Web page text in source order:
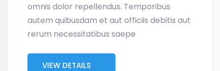
omnis dolor repellendus. Temporibus
autem quibusdam et aut officiis debitis aut
rerum necessitatibus saepe
VIEW DETAILS